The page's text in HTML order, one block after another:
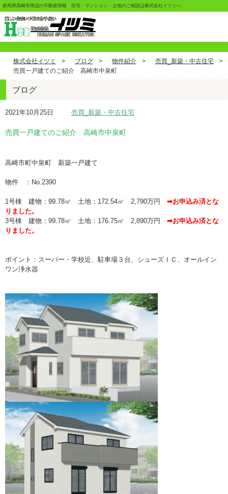
群馬県高崎市周辺の不動産情報 住宅・マンション・土地のご相談は株式会社イツミへ
株式会社イツミ > ブログ > 物件紹介 > 売買_新築・中古住宅
>
売買一戸建てのご紹介 高崎市中泉町
ブログ
売買一戸建てのご紹介 高崎市中泉町
2021年10月25日 売買_新築・中古住宅
高崎市町中泉町 新築一戸建て
物件 ：No.2390
1号棟 建物：99.78㎡ 土地：172.54㎡ 2,790万円 ➡お申込み済とな
りました。
3号棟 建物：99.78㎡ 土地：176.75㎡ 2,890万円 ➡お申込み済とな
りました。
ポイント：スーパー・学校近、駐車場３台、シューズＩＣ、オールイン
ワン浄水器